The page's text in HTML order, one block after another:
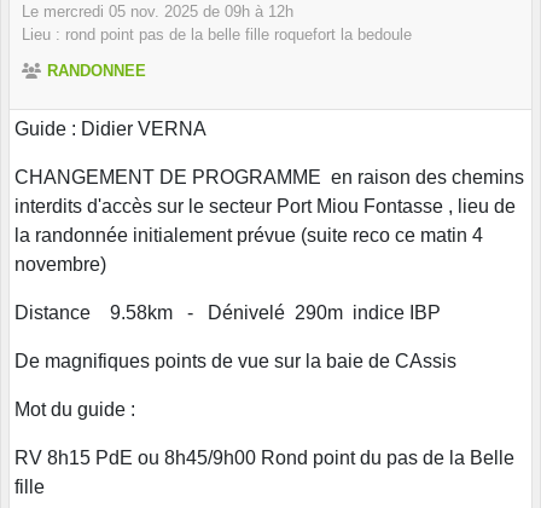
Le mercredi 05 nov. 2025 de 09h à 12h
Lieu : rond point pas de la belle fille roquefort la bedoule
RANDONNEE
Guide : Didier VERNA
CHANGEMENT DE PROGRAMME en raison des chemins
interdits d'accès sur le secteur Port Miou Fontasse , lieu de
la randonnée initialement prévue (suite reco ce matin 4
novembre)
Distance 9.58km - Dénivelé 290m indice IBP
De magnifiques points de vue sur la baie de CAssis
Mot du guide :
RV 8h15 PdE ou 8h45/9h00 Rond point du pas de la Belle
fille